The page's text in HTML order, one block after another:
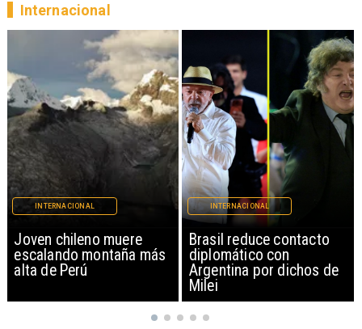
Brasil reduce contacto
diplomático con
Argentina por dichos de
INTERNACIONAL
China restringe
exportación de drones a
EEUU y sanciona
empresas
INTERNACIONAL
Internacional